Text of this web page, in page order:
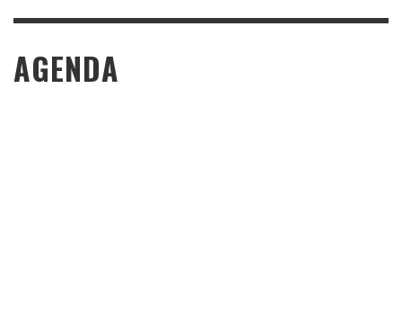
AGENDA